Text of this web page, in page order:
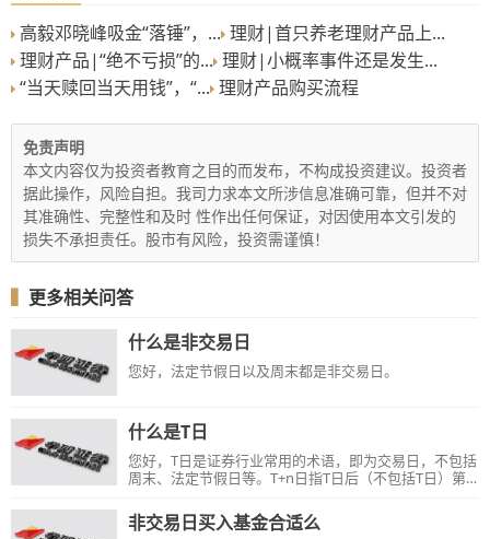
高毅邓晓峰吸金“落锤”，... 理财|首只养老理财产品上...
理财产品|“绝不亏损”的... 理财|小概率事件还是发生...
“当天赎回当天用钱”，“... 理财产品购买流程
免责声明
本文内容仅为投资者教育之目的而发布，不构成投资建议。投资者
据此操作，风险自担。我司力求本文所涉信息准确可靠，但并不对
其准确性、完整性和及时 性作出任何保证，对因使用本文引发的
损失不承担责任。股市有风险，投资需谨慎！
▍ 更多相关问答
什么是非交易日
您好，法定节假日以及周末都是非交易日。
什么是T日
您好，T日是证券行业常用的术语，即为交易日，不包括
周末、法定节假日等。T+n日指T日后（不包括T日）第n
日，如遇节假日则顺延至下一交易日。
非交易日买入基金合适么